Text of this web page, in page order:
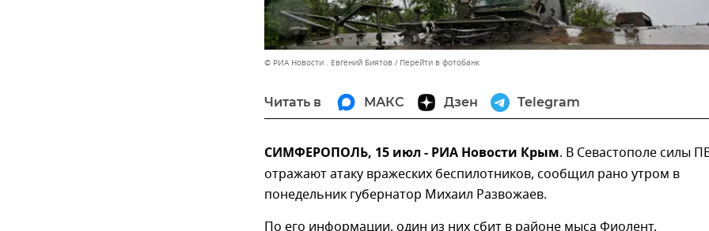
© РИА Новости . Евгений Биятов Перейти в фотобанк
Читать в МАКС Дзен Telegram
СИМФЕРОПОЛЬ, 15 июл - РИА Новости Крым. В Севастополе силы
отражают атаку вражеских беспилотников, сообщил рано утром в
понедельник губернатор Михаил Развожаев.